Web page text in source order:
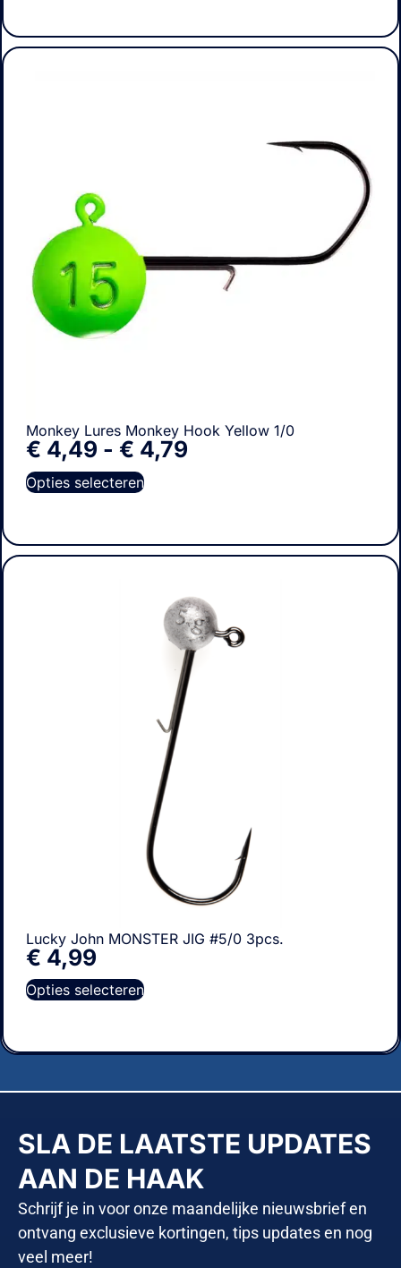
Monkey Lures Monkey Hook Yellow 1/0
€ 4,49 - € 4,79
Opties selecteren
Lucky John MONSTER JIG #5/0 3pcs.
€ 4,99
Opties selecteren
SLA DE LAATSTE UPDATES
AAN DE HAAK
Schrijf je in voor onze maandelijke nieuwsbrief en
ontvang exclusieve kortingen, tips updates en nog
veel meer!